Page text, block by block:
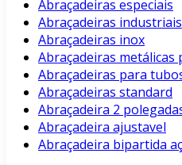
Abraçadeiras especiais
Abraçadeiras industriais
Abraçadeiras inox
Abraçadeiras metálicas
Abraçadeiras para
Abraçadeiras standard
Abraçadeira 2
Abraçadeira ajustavel
Abraçadeira bipartida